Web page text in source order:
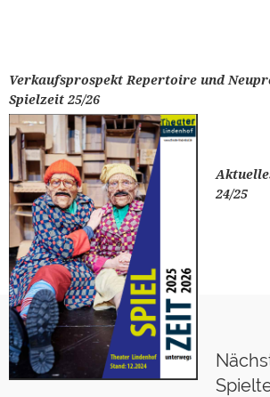
Verkaufsprospekt Repertoire und
Spielzeit 25/26
24/25